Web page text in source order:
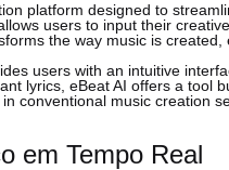
platform designed to
users to input their
the way music is
users with an intuitive
lyrics, eBeat AI offers a tool
conventional music creation
em Tempo Real